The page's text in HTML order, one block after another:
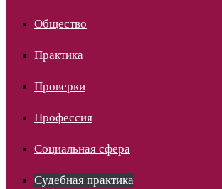
Общество
Практика
Проверки
Профессия
Социальная сфера
Судебная практика